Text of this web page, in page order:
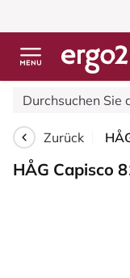
Zurück
HÅG Capisco